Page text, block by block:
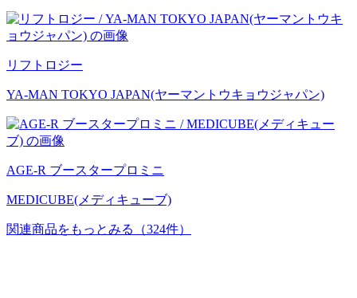
リフトロジー
YA-MAN TOKYO JAPAN(ヤーマントウキョウジャパン)
AGE-R ブースタープロミニ
MEDICUBE(メディキューブ)
関連商品をもっとみる （324件）